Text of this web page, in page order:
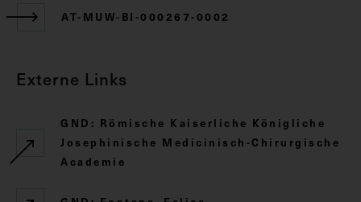
AT-MUW-BI-000267-0002
Externe Links
GND: Römische Kaiserliche Königliche
Josephinische Medicinisch-Chirurgische
Academie